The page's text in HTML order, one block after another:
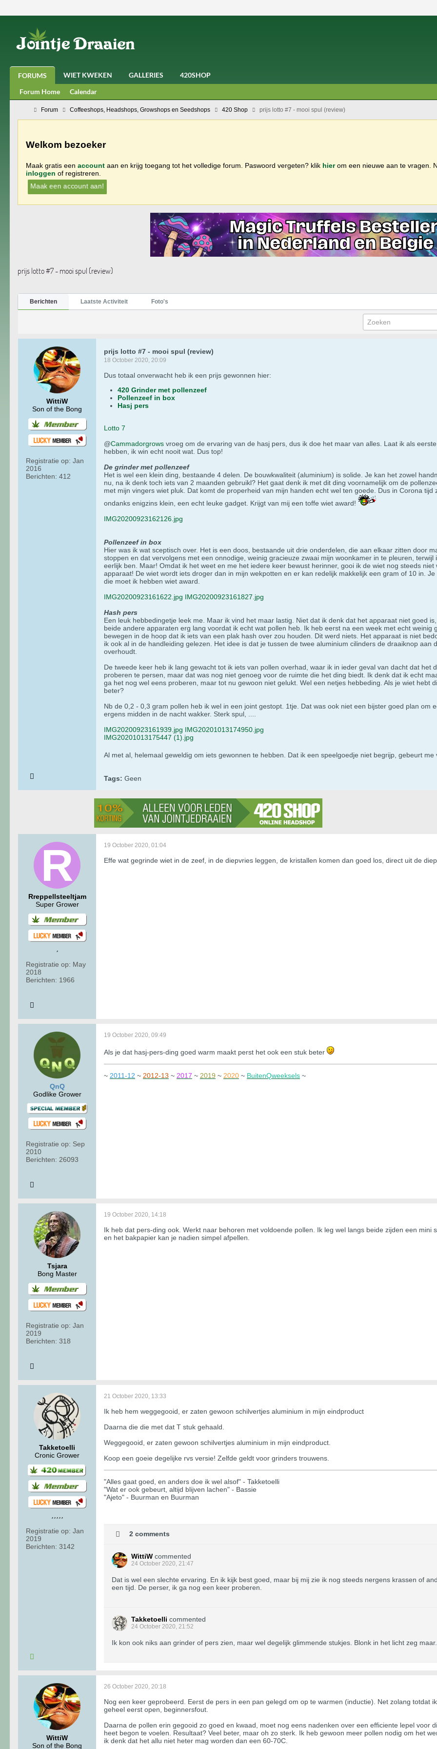
FORUMS WIET KWEKEN GALLERIES
420SHOP
Forum Home
Calendar
Forum Coffeeshops, Headshops, Growshops en Seedshops 420 Shop prijs lotto #7 - mooi spul (review)
Welkom bezoeker
Maak gratis een account aan en krijg toegang tot het volledige forum. Paswoord vergeten? klik hierom een nieuwe aan te vragen.
inloggen of registreren.
Maak een account aan!
prijs lotto #7 - mooi spul (review)
Berichten Laatste Activiteit Foto's
WittiW
Son of the Bong
Registratie op: Jan
2016
Berichten: 412
prijs lotto #7 - mooi spul (review)
18 October 2020, 20:09
Dus totaal onverwacht heb ik een prijs gewonnen hier:
420 Grinder met pollenzeef
Pollenzeef in box
Hasj pers
Lotto 7
@Cammadorgrows vroeg om de ervaring van de hasj pers, dus ik doe het maar van alles. Laat ik als
hebben, ik win echt nooit wat. Dus top!
De grinder met pollenzeef
Het is wel een klein ding, bestaande 4 delen. De bouwkwaliteit (aluminium) is solide. Je kan het zowel
nu, na ik denk toch iets van 2 maanden gebruikl? Het gaat denk ik met dit ding voornamelijk om de
met mijn vingers wiet pluk. Dat komt de properheid van mijn handen echt wel ten goede. Dus in Corona
ondanks enigzins klein, een echt leuke gadget. Krijgt van mij een toffe wiet award!
IMG20200923162126.jpg
Pollenzeef in box
Hier was ik wat sceptisch over. Het is een doos, bestaande uit drie onderdelen, die aan elkaar zitten door
stoppen en dat vervolgens met een onnodige, weinig gracieuze zwaai mijn woonkamer in te pleuren,
eerlijk ben. Maar! Omdat ik het weet en me het iedere keer bewust herinner, gooi ik de wiet nog steeds
apparaat! De wiet wordt iets droger dan in mijn wekpotten en er kan redelijk makkelijk een gram of 10 in.
die moet ik hebben wiet award.
IMG20200923161622.jpg IMG20200923161827.jpg
Hash pers
Een leuk hebbedingetje leek me. Maar ik vind het maar lastig. Niet dat ik denk dat het apparaat niet goed
beide andere apparaten erg lang voordat ik echt wat pollen heb. Ik heb eerst na een week met echt
bewegen in de hoop dat ik iets van een plak hash over zou houden. Dit werd niets. Het apparaat is niet
ik ook al in de handleiding gelezen. Het idee is dat je tussen de twee aluminium cilinders de draaiknop
overhoudt.
De tweede keer heb ik lang gewacht tot ik iets van pollen overhad, waar ik in ieder geval van dacht dat
proberen te persen, maar dat was nog niet genoeg voor de ruimte die het ding biedt. Ik denk dat ik echt
ga het nog wel eens proberen, maar tot nu gewoon niet gelukt. Wel een netjes hebbeding. Als je wiet hebt
beter?
Nb de 0,2 - 0,3 gram pollen heb ik wel in een joint gestopt. 1tje. Dat was ook niet een bijster goed plan om
ergens midden in de nacht wakker. Sterk spul, ....
IMG20200923161939.jpg IMG20201013174950.jpg
IMG20201013175447 (1).jpg
Al met al, helemaal geweldig om iets gewonnen te hebben. Dat ik een speelgoedje niet begrijp, gebeurt
Tags: Geen
Rreppellsteeltjam
Super Grower
Registratie op: May
2018
Berichten: 1966
19 October 2020, 01:04
Effe wat gegrinde wiet in de zeef, in de diepvries leggen, de kristallen komen dan goed los, direct uit de
QnQ
Godlike Grower
Registratie op: Sep
2010
Berichten: 26093
19 October 2020, 09:49
Als je dat hasj-pers-ding goed warm maakt perst het ook een stuk beter
~ 2011-12 ~ 2012-13 ~ 2017 ~ 2019 ~ 2020 ~ BuitenQweeksels ~
Tsjara
Bong Master
Registratie op: Jan
2019
Berichten: 318
19 October 2020, 14:18
Ik heb dat pers-ding ook. Werkt naar behoren met voldoende pollen. Ik leg wel langs beide zijden een
en het bakpapier kan je nadien simpel afpellen.
Takketoelli
Cronic Grower
Registratie op: Jan
2019
Berichten: 3142
21 October 2020, 13:33
Ik heb hem weggegooid, er zaten gewoon schilvertjes aluminium in mijn eindproduct
Daarna die die met dat T stuk gehaald.
Weggegooid, er zaten gewoon schilvertjes aluminium in mijn eindproduct.
Koop een goeie degelijke rvs versie! Zelfde geldt voor grinders trouwens.
"Alles gaat goed, en anders doe ik wel alsof" - Takketoelli
"Wat er ook gebeurt, altijd blijven lachen" - Bassie
"Ajeto" - Buurman en Buurman
2 comments
WittiW commented
24 October 2020, 21:47
Dat is wel een slechte ervaring. En ik kijk best goed, maar bij mij zie ik nog steeds nergens krassen of
een tijd. De perser, ik ga nog een keer proberen.
Takketoelli commented
24 October 2020, 21:52
Ik kon ook niks aan grinder of pers zien, maar wel degelijk glimmende stukjes. Blonk in het licht zeg
WittiW
Son of the Bong
26 October 2020, 20:18
Nog een keer geprobeerd. Eerst de pers in een pan gelegd om op te warmen (inductie). Net zolang totdat
geheel eerst open, beginnersfout.
Daarna de pollen erin gegooid zo goed en kwaad, moet nog eens nadenken over een efficiente lepel voor
heet begon te voelen. Resultaat? Veel beter, maar oh zo sterk. Ik heb gewoon meer pollen nodig om het
ik denk dat het allu niet heter mag worden dan een 60-70C.